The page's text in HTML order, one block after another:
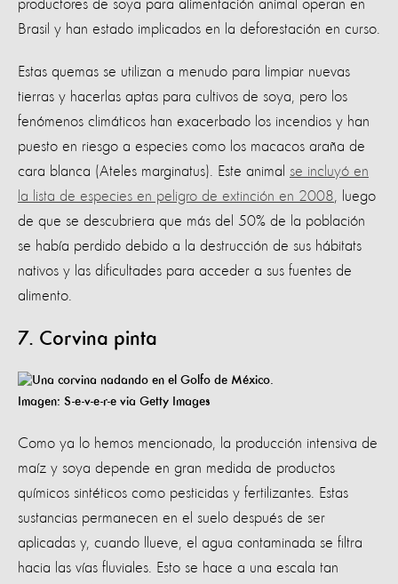
productores de soya para alimentación animal operan en
Brasil y han estado implicados en la deforestación en curso.
Estas quemas se utilizan a menudo para limpiar nuevas
tierras y hacerlas aptas para cultivos de soya, pero los
fenómenos climáticos han exacerbado los incendios y han
puesto en riesgo a especies como los macacos araña de
cara blanca (Ateles marginatus). Este animal se incluyó en
la lista de especies en peligro de extinción en 2008 , luego
de que se descubriera que más del 50% de la población
se había perdido debido a la destrucción de sus hábitats
nativos y las dificultades para acceder a sus fuentes de
alimento.
7. Corvina pinta
Imagen: S-e-v-e-r-e via Getty Images
Como ya lo hemos mencionado, la producción intensiva de
maíz y soya depende en gran medida de productos
químicos sintéticos como pesticidas y fertilizantes. Estas
sustancias permanecen en el suelo después de ser
aplicadas y, cuando llueve, el agua contaminada se filtra
hacia las vías fluviales. Esto se hace a una escala tan